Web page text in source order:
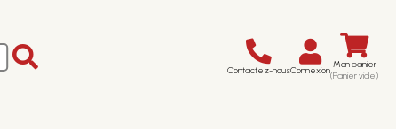
Contactez-nousConnexion Mon panier
(Panier vide)